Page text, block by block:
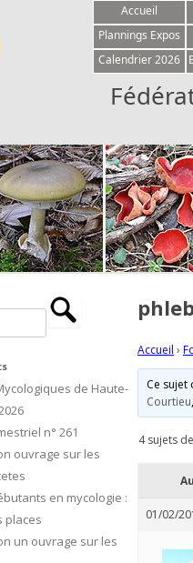
Accueil
Plannings Expos
Calendrier 2026
de Haute-
n° 261
ouvrage sur les
en mycologie :
places
un ouvrage sur les
Accueil ›
Ce
Courtieu
4 sujets
01/02/